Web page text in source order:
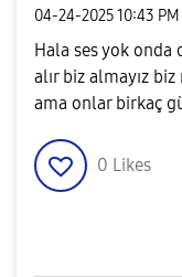
‎04-24-202510:43 PM
Hala ses yok onda
alır biz almayız
ama onlar birkaç
0 Likes